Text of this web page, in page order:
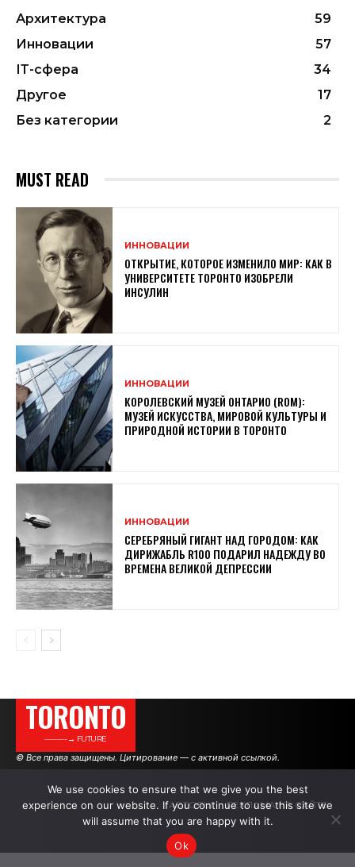
Архитектура
59
Инновации
57
ІТ-сфера
34
Другое
17
Без категории
2
MUST READ
ИННОВАЦИИ
ОТКРЫТИЕ, КОТОРОЕ ИЗМЕНИЛО МИР: КАК В
УНИВЕРСИТЕТЕ ТОРОНТО ИЗОБРЕЛИ
ИНСУЛИН
ИННОВАЦИИ
КОРОЛЕВСКИЙ МУЗЕЙ ОНТАРИО (ROM):
МУЗЕЙ ИСКУССТВА, МИРОВОЙ КУЛЬТУРЫ И
ПРИРОДНОЙ ИСТОРИИ В ТОРОНТО
ИННОВАЦИИ
СЕРЕБРЯНЫЙ ГИГАНТ НАД ГОРОДОМ: КАК
ДИРИЖАБЛЬ R100 ПОДАРИЛ НАДЕЖДУ ВО
ВРЕМЕНА ВЕЛИКОЙ ДЕПРЕССИИ
TORONTO
———→ FUTURE
© Все права защищены. Цитирование — с активной ссылкой.
АВТОРЫ РЕКЛАМА НА САЙТЕ
We use cookies to ensure that we give you the best
experience on our website. If you continue to use this site we
will assume that you are happy with it.
Ok